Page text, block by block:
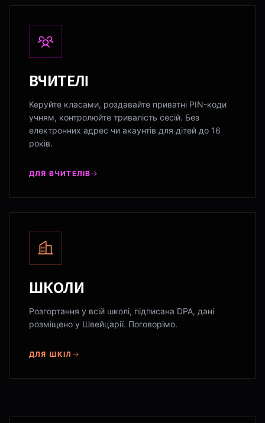
ВЧИТЕЛІ
Керуйте класами, роздавайте приватні PIN-коди
учням, контролюйте тривалість сесій. Без
електронних адрес чи акаунтів для дітей до 16
років.
ДЛЯ ВЧИТЕЛІВ
ШКОЛИ
Розгортання у всій школі, підписана DPA, дані
розміщено у Швейцарії. Поговорімо.
ДЛЯ ШКІЛ